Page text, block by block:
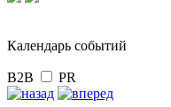
Календарь событий
B2B PR